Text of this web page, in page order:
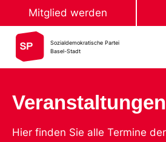
Mitglied werden
Sozialdemokratische Partei
Basel-Stadt
Veranstaltungen
Hier finden Sie alle Termine